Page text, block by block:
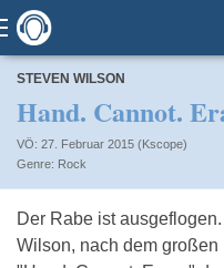
STEVEN WILSON
Hand. Cannot.
VÖ: 27. Februar 2015 (Kscope)
Rock
Der Rabe ist
Wilson, nach dem